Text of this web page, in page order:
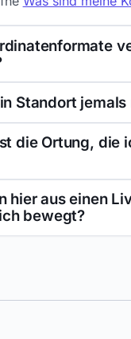
Standort jemals
die Ortung, die
hier aus einen
bewegt?